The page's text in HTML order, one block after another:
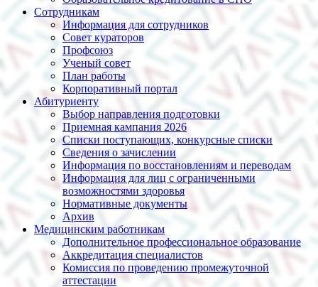
Сотрудникам
Информация для сотрудников
Совет кураторов
Профсоюз
Ученый совет
План работы
Корпоративный портал
Абитуриенту
Выбор направления подготовки
Приемная кампания 2026
Списки поступающих, конкурсные списки
Сведения о зачислении
Информация по восстановлениям и переводам
Информация для лиц с ограниченными
возможностями здоровья
Нормативные документы
Архив
Медицинским работникам
Дополнительное профессиональное образование
Аккредитация специалистов
Комиссия по проведению промежуточной
аттестации